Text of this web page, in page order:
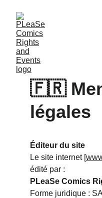
🇫🇷
légales
Éditeur du site
Le site internet [
édité par :
PLeaSe Comics
Forme juridique :